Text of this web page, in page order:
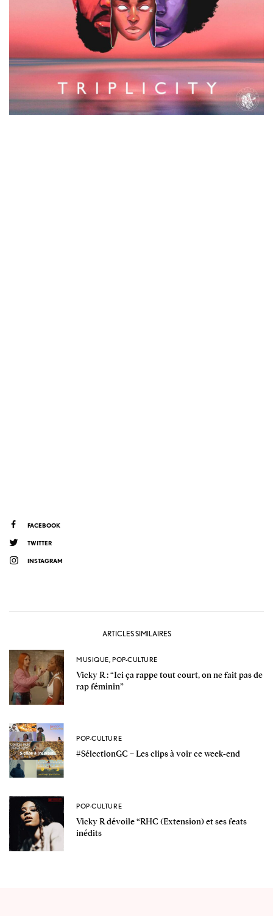
FACEBOOK
TWITTER
INSTAGRAM
ARTICLES SIMILAIRES
MUSIQUE, POP-CULTURE
Vicky R : “Ici ça rappe tout court, on ne fait pas de
rap féminin”
POP-CULTURE
#SélectionGC – Les clips à voir ce week-end
POP-CULTURE
Vicky R dévoile “RHC (Extension) et ses feats
inédits